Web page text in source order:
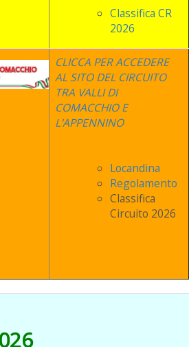
Classifica CR
2026
CLICCA PER ACCEDERE
AL SITO DEL CIRCUITO
TRA VALLI DI
COMACCHIO E
L'APPENNINO
Locandina
Regolamento
Classifica
Circuito 2026